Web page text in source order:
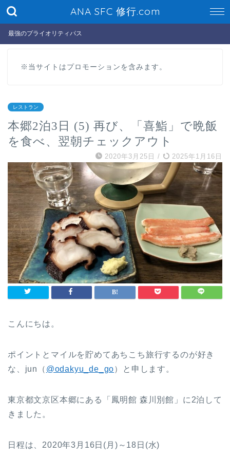
ANA SFC 修行.com
最強のプライオリティパス
※当サイトはプロモーションを含みます。
レストラン
本郷2泊3日 (5) 再び、「喜鮨」で晩飯
を食べ、翌朝チェックアウト
2020年3月25日 / 2025年1月16日
こんにちは。
ポイントとマイルを貯めてあちこち旅行するのが好き
な、jun（ @odakyu_de_go）と申します。
東京都文京区本郷にある「鳳明館 森川別館」に2泊して
きました。
日程は、2020年3月16日(月)～18日(水)